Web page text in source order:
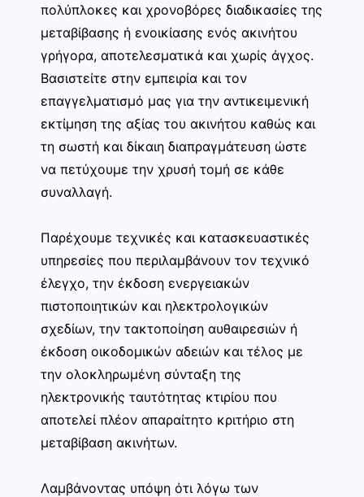
πολύπλοκες και χρονοβόρες διαδικασίες της
μεταβίβασης ή ενοικίασης ενός ακινήτου
γρήγορα, αποτελεσματικά και χωρίς άγχος.
Βασιστείτε στην εμπειρία και τον
επαγγελματισμό μας για την αντικειμενική
εκτίμηση της αξίας του ακινήτου καθώς και
τη σωστή και δίκαιη διαπραγμάτευση ώστε
να πετύχουμε την χρυσή τομή σε κάθε
συναλλαγή.
Παρέχουμε τεχνικές και κατασκευαστικές
υπηρεσίες που περιλαμβάνουν τον τεχνικό
έλεγχο, την έκδοση ενεργειακών
πιστοποιητικών και ηλεκτρολογικών
σχεδίων, την τακτοποίηση αυθαιρεσιών ή
έκδοση οικοδομικών αδειών και τέλος με
την ολοκληρωμένη σύνταξη της
ηλεκτρονικής ταυτότητας κτιρίου που
αποτελεί πλέον απαραίτητο κριτήριο στη
μεταβίβαση ακινήτων.
Λαμβάνοντας υπόψη ότι λόγω των